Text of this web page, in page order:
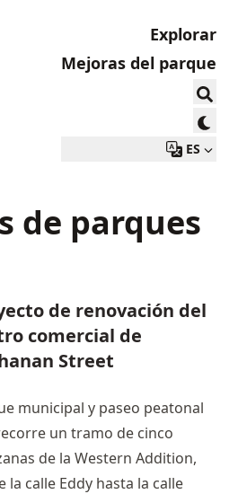
Explorar
Mejoras del parque
ES
de parques
de renovación del
comercial de
Street
municipal y paseo peatonal
un tramo de cinco
de la Western Addition,
la calle Eddy hasta la calle